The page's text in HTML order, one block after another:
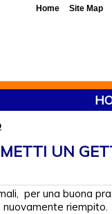
UN
per una buona
riempito.
Home Site Map